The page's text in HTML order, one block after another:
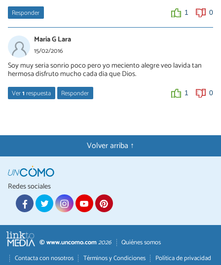
Responder 1 0
Maria G Lara
15/02/2016
Soy muy seria sonrio poco pero yo meciento alegre veo lavida tan
hermosa disfruto mucho cada dia que Dios.
Ver1respuesta Responder 1 0
Es la mejor forma " Disfrutar cada segundo q la vida nos da" pues
nunca se sabe cuando sera el ultimo ,la vida es una y se vive tal
cual sea el ultimo día.
Volver arriba ↑
Redes sociales
© www.uncomo.com2026
Quiénes somos
Contacta con nosotros
Términos y Condiciones Política de privacidad